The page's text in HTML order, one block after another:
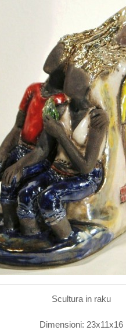
Scultura in raku
Dimensioni: 23x11x16